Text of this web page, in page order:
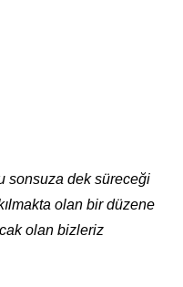
sonsuza dek süreceği
olan bir düzene
olan bizleriz